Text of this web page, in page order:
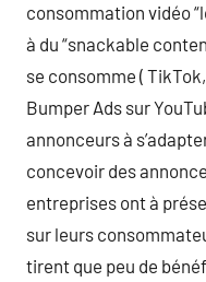
consommation vidéo
à du “snackable
se consomme (
Bumper Ads sur
annonceurs à
concevoir des
entreprises ont à
sur leurs
tirent que peu de